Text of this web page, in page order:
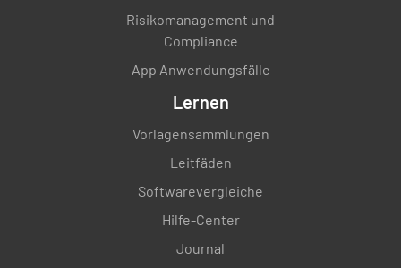
IN GEFAHR K.A.
Halten Sie entflammbare Lagereinheiten von
IN GEFAHR
Behälter von Wärmequellen fernhalten
Risikomanagement und
Compliance
App Anwendungsfälle
Lernen
Vorlagensammlungen
Leitfäden
Softwarevergleiche
Hilfe-Center
Journal